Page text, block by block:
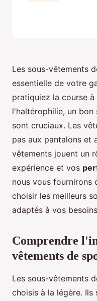
Les sous-vêtements
essentielle de votre
pratiquiez la course
l'haltérophilie, un
sont cruciaux. Les
pas aux pantalons et
vêtements jouent un
expérience et vos
nous vous fournirons
choisir les meilleurs
adaptés à vos
Comprendre
vêtements de
Les sous-vêtements
choisis à la légère.